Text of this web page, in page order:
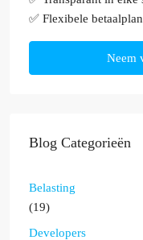
✅ Flexibele
Neem
Blog Categorieën
Belasting
(19)
Developers